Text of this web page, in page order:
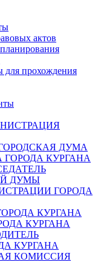
актов
для прохождения
ДУМА
КУРГАНА
ДУМЫ
ГОРОДА
КУРГАНА
КУРГАНА
КУРГАНА
КОМИССИЯ